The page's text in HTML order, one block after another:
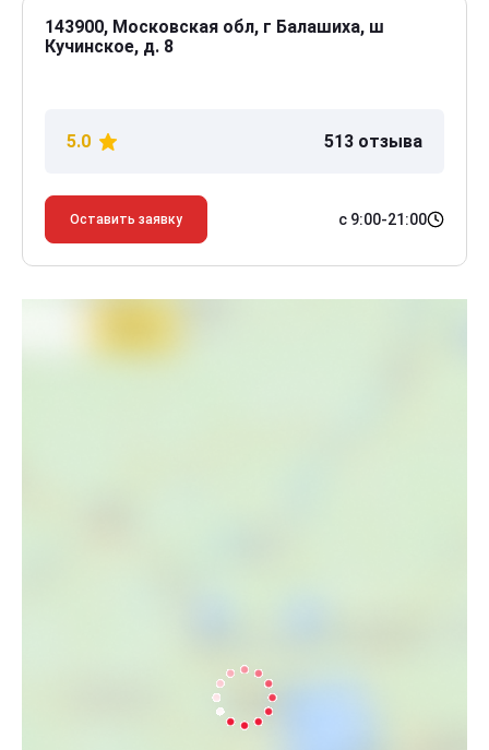
143900, Московская обл, г Балашиха, ш
Кучинское, д. 8
5.0 513 отзыва
Оставить заявку с 9:00-21:00